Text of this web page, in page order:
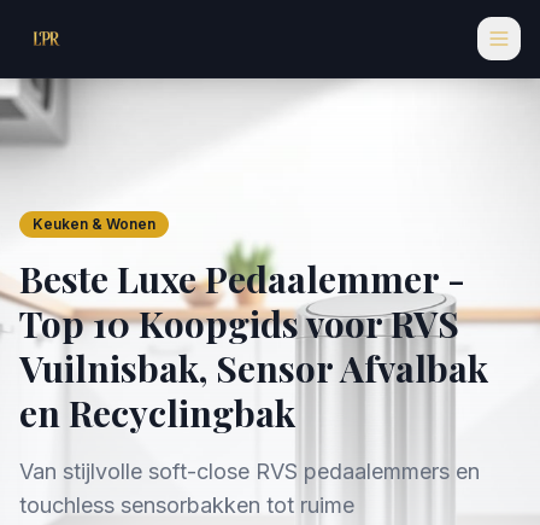
Keuken & Wonen
Beste Luxe Pedaalemmer -
Top 10 Koopgids voor RVS
Vuilnisbak, Sensor Afvalbak
en Recyclingbak
Van stijlvolle soft-close RVS pedaalemmers en
touchless sensorbakken tot ruime